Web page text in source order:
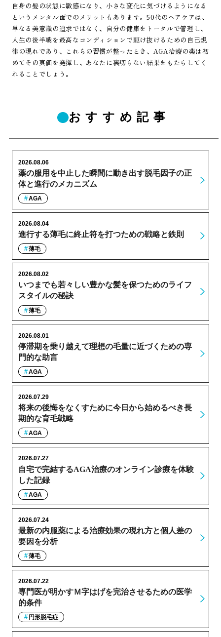
自身の髪の状態に敏感になり、小さな変化に気づけるようになる
というメンタル面でのメリットもあります。50代のヘアケアは、
単なる美意識の追求ではなく、自分の健康をトータルで管理し、
人生の後半戦を最高なコンディションで駆け抜けるための自己規
律の現れであり、これらの習慣が整ったとき、AGA治療の薬は初
めてその真価を発揮し、あなたに裏切らない結果をもたらしてく
れることでしょう。
おすすめ記事
薬の服用を中止した瞬間に動き出す脱毛因子の正
体と進行のメカニズム
2026.08.06
AGA
進行する薄毛に終止符を打つための戦略と鉄則
2026.08.04
薄毛
いつまでも若々しい豊かな髪を保つためのライフ
スタイルの秘訣
2026.08.02
薄毛
停滞期を乗り越えて理想の毛量に近づくための専
門的な助言
2026.08.01
AGA
将来の後悔をなくすために今日から始めるべき長
期的な育毛戦略
2026.07.29
AGA
自宅で完結するAGA治療のオンライン診療を体験
した記録
2026.07.27
AGA
最新の内服薬による治療効果の現れ方と個人差の
要因を分析
2026.07.24
薄毛
専門医が明かすＭ字はげを完治させるための医学
的条件
2026.07.22
円形脱毛症